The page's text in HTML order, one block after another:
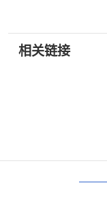
相关链接